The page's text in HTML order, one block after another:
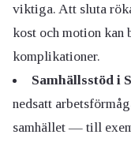
viktiga. Att sluta
kost och motion
komplikationer.
Samhällsstöd i
nedsatt
samhället — till